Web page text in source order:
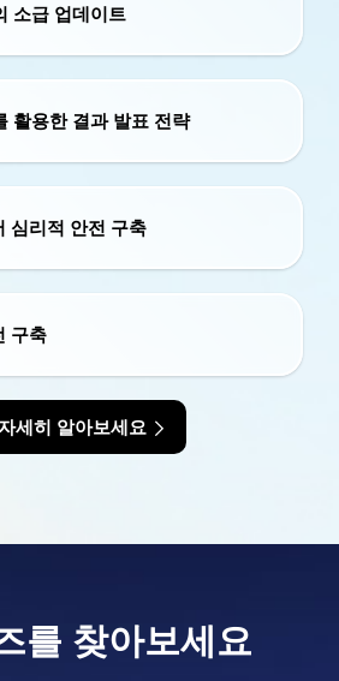
소급 업데이트
활용한 결과 발표 전략
심리적 안전 구축
구축
세히 알아보세요
를 찾아보세요